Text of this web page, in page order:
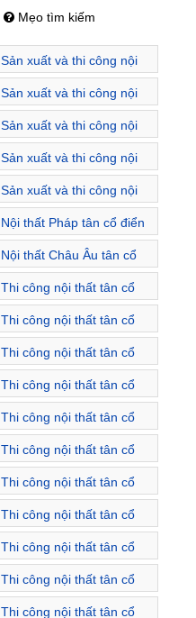
Mẹo tìm kiếm
Sản xuất và thi công nội
thất Royal City Hà Nội
Sản xuất và thi công nội
thất Vinhomes Gardenia
Hà Nội
Sản xuất và thi công nội
thất Vinhomes Metropolis
Hà Nội
Sản xuất và thi công nội
thất Vinhomes Riverside
Hà Nội
Sản xuất và thi công nội
thất Vinhomes Thăng
Long Hà Nội
Nội thất Pháp tân cổ điển
Nội thất Châu Âu tân cổ
điển
Thi công nội thất tân cổ
điển Thị trấn Kim Bài
Thi công nội thất tân cổ
điển Xã Bích Hòa
Thi công nội thất tân cổ
điển Xã Cao Viên
Thi công nội thất tân cổ
điển Xã Dân Hòa
Thi công nội thất tân cổ
điển Xã Kim An
Thi công nội thất tân cổ
điển Xã Liên Châu
Thi công nội thất tân cổ
điển Xã Phương Trung
Thi công nội thất tân cổ
điển Xã Tân Ước
Thi công nội thất tân cổ
điển Xã Thanh Mai
Thi công nội thất tân cổ
điển Xã Thanh Văn
Thi công nội thất tân cổ